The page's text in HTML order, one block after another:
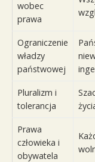
wobec
prawa
Ograniczenie
władzy
państwowej
Pluralizm i
tolerancja
Prawa
człowieka i
obywatela